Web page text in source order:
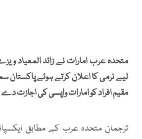
متحدہ عرب امارات نے زائد المعیاد
لیے نرمی کا اعلان کرتے ہوئے پاکستان
مقیم افراد کو امارات واپسی کی اجازت
ترجمان متحدہ عرب کے مطابق